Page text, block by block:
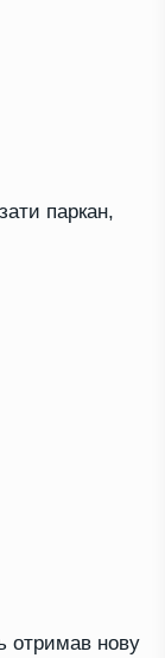
паркан,
отримав нову